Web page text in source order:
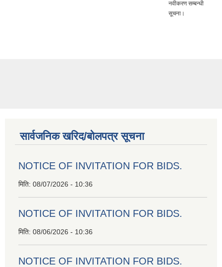
नवीकरण सम्बन्धी
सूचना।
सार्वजनिक खरिद/बोलपत्र सूचना
NOTICE OF INVITATION FOR BIDS.
मिति: 08/07/2026 - 10:36
NOTICE OF INVITATION FOR BIDS.
मिति: 08/06/2026 - 10:36
NOTICE OF INVITATION FOR BIDS.